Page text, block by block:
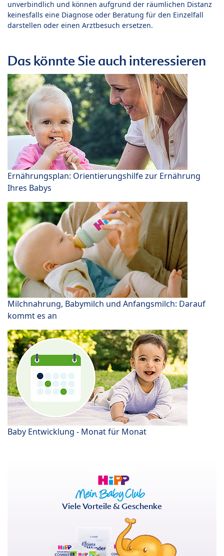
unverbindlich und können aufgrund der räumlichen Distanz
keinesfalls eine Diagnose oder Beratung für den Einzelfall
darstellen oder einen Arztbesuch ersetzen.
Das könnte Sie auch interessieren
Ernährungsplan: Orientierungshilfe zur Ernährung
Ihres Babys
Milchnahrung, Babymilch und Anfangsmilch: Darauf
kommt es an
Baby Entwicklung - Monat für Monat
Viele Vorteile & Geschenke